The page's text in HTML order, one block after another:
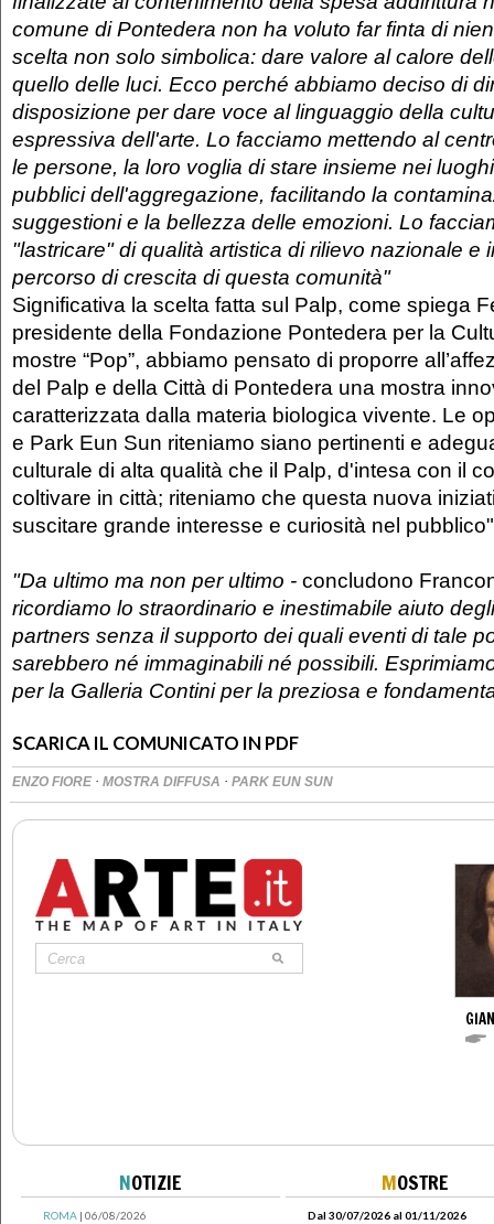
comune di Pontedera non ha voluto far finta di
scelta non solo simbolica: dare valore al calore
quello delle luci. Ecco perché abbiamo deciso di
disposizione per dare voce al linguaggio della
espressiva dell'arte. Lo facciamo mettendo al
le persone, la loro voglia di stare insieme nei
pubblici dell'aggregazione, facilitando la
suggestioni e la bellezza delle emozioni. Lo
"lastricare" di qualità artistica di rilievo nazionale e
percorso di crescita di questa comunità"
Significativa la scelta fatta sul Palp, come spiega
presidente della Fondazione Pontedera per la
mostre “Pop”, abbiamo pensato di proporre
del Palp e della Città di Pontedera una mostra
caratterizzata dalla materia biologica vivente. Le
e Park Eun Sun riteniamo siano pertinenti e
culturale di alta qualità che il Palp, d'intesa con il
coltivare in città; riteniamo che questa nuova
suscitare grande interesse e curiosità nel
"Da ultimo ma non per ultimo - concludono
ricordiamo lo straordinario e inestimabile aiuto
partners senza il supporto dei quali eventi di tale
sarebbero né immaginabili né possibili.
per la Galleria Contini per la preziosa e
SCARICA IL COMUNICATO IN PDF
ENZO FIORE · MOSTRA DIFFUSA · PARK EUN SUN
NOTIZIE
ROMA| 06/08/2026
MOSTRE
Dal 30/07/2026 al 01/11/2026